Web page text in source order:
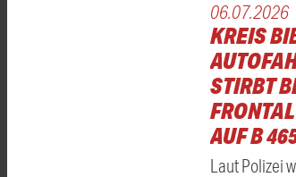
06.07.2026
KREIS
STIRBT
AUF B
Laut Polizei